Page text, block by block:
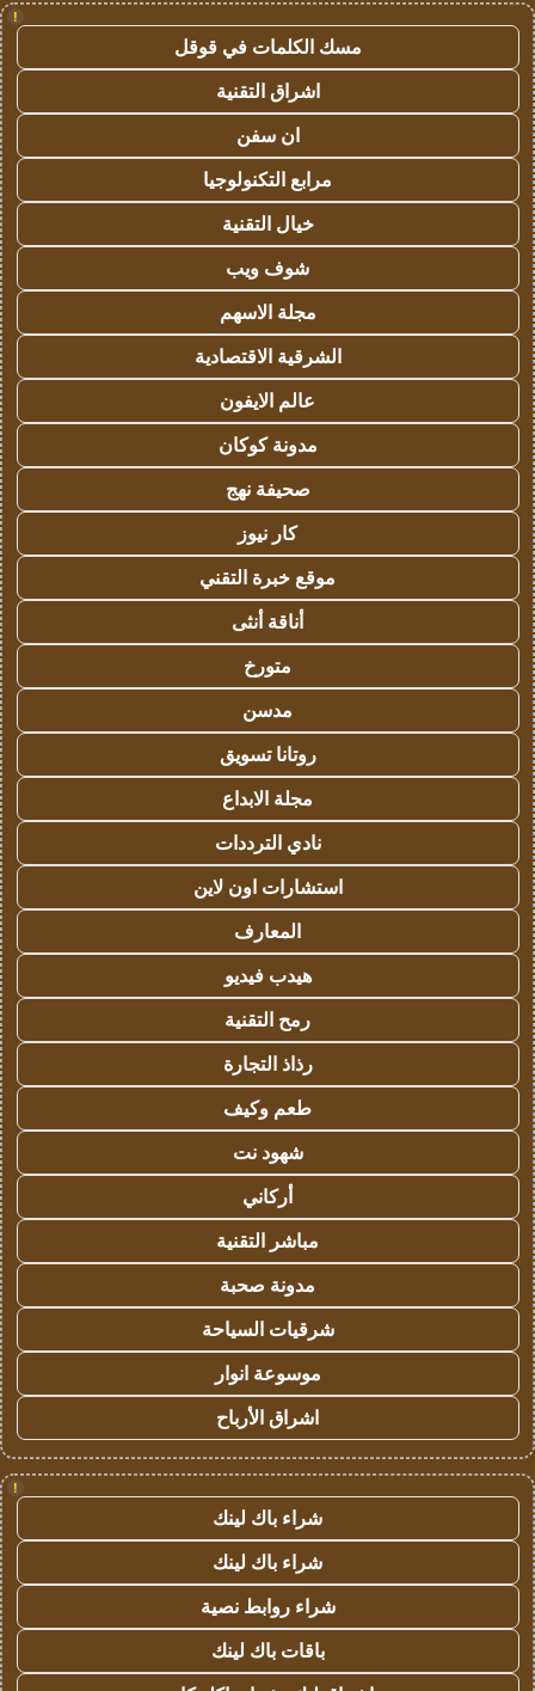
!
مسك الكلمات في قوقل
اشراق التقنية
ان سفن
مرابع التكنولوجيا
خيال التقنية
شوف ويب
مجلة الاسهم
الشرقية الاقتصادية
عالم الايفون
مدونة كوكان
صحيفة نهج
كار نيوز
موقع خبرة التقني
أناقة أنثى
متورخ
مدسن
روتانا تسويق
مجلة الابداع
نادي الترددات
استشارات اون لاين
المعارف
هيدب فيديو
رمح التقنية
رذاذ التجارة
طعم وكيف
شهود نت
أركاني
مباشر التقنية
مدونة صحبة
شرقيات السياحة
موسوعة انوار
اشراق الأرباح
!
شراء باك لينك
شراء باك لينك
شراء روابط نصية
باقات باك لينك